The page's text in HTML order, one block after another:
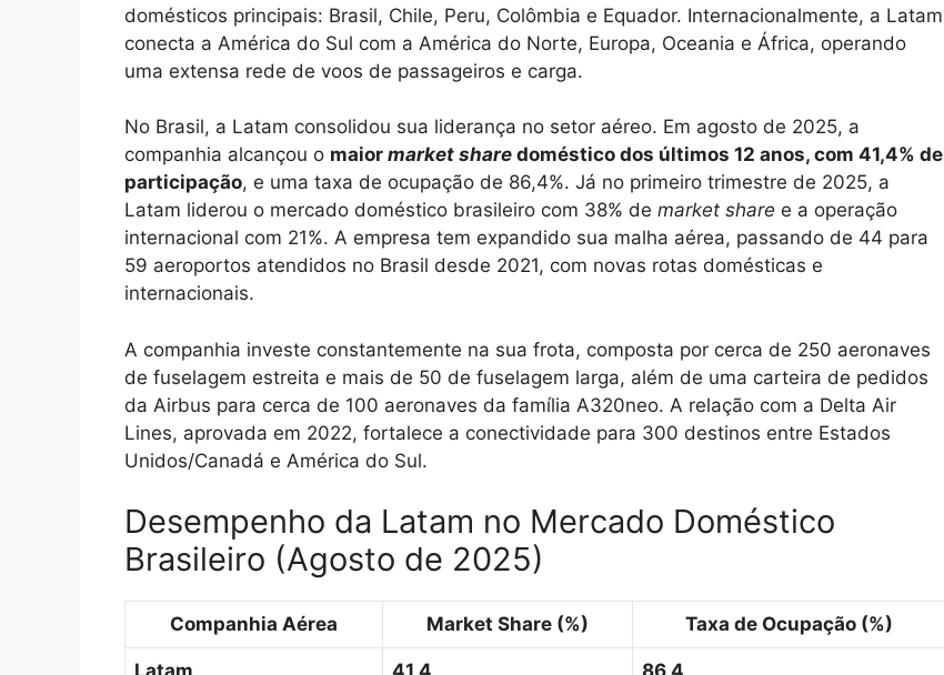
domésticos principais: Brasil, Chile, Peru, Colômbia e Equador. Internacionalmente, a Latam
conecta a América do Sul com a América do Norte, Europa, Oceania e África, operando
uma extensa rede de voos de passageiros e carga.
No Brasil, a Latam consolidou sua liderança no setor aéreo. Em agosto de 2025, a
companhia alcançou o maior market share doméstico dos últimos 12 anos, com 41,4% de
participação, e uma taxa de ocupação de 86,4%. Já no primeiro trimestre de 2025, a
Latam liderou o mercado doméstico brasileiro com 38% de market share e a operação
internacional com 21%. A empresa tem expandido sua malha aérea, passando de 44 para
59 aeroportos atendidos no Brasil desde 2021, com novas rotas domésticas e
internacionais.
A companhia investe constantemente na sua frota, composta por cerca de 250 aeronaves
de fuselagem estreita e mais de 50 de fuselagem larga, além de uma carteira de pedidos
da Airbus para cerca de 100 aeronaves da família A320neo. A relação com a Delta Air
Lines, aprovada em 2022, fortalece a conectividade para 300 destinos entre Estados
Unidos/Canadá e América do Sul.
Desempenho da Latam no Mercado Doméstico
Brasileiro (Agosto de 2025)
Companhia Aérea Market Share (%) Taxa de Ocupação (%)